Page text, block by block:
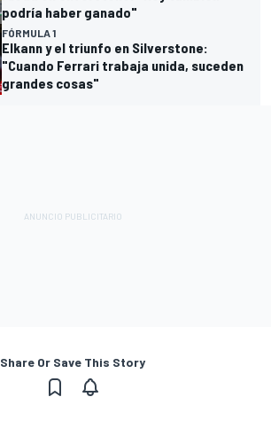
podría haber ganado"
FÓRMULA 1
Elkann y el triunfo en Silverstone:
"Cuando Ferrari trabaja unida, suceden
grandes cosas"
Share Or Save This Story